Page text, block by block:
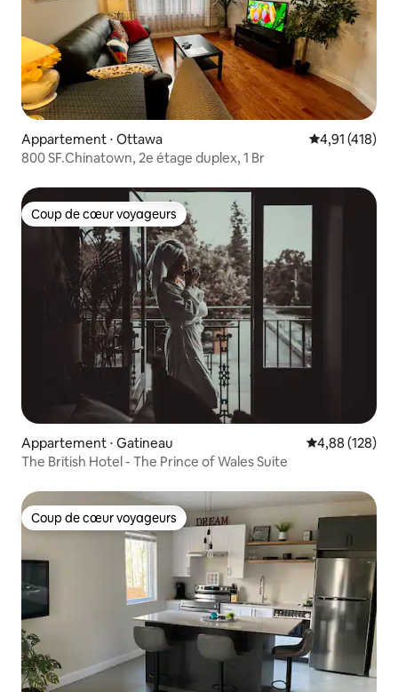
Appartement ⋅ Ottawa Évaluation
4,91 (418)
800 SF.Chinatown, 2e étage duplex, 1 Br
Coup de cœur voyageurs
Coup de cœur voyageurs
Appartement ⋅ Gatineau Évaluation
4,88 (128)
The British Hotel - The Prince of Wales Suite
Coup de cœur voyageurs
Coup de cœur voyageurs